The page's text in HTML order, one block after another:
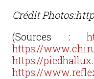
Crédit
(Sources :
https://
https://
https://